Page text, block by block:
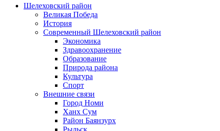
Шелеховский район
Великая Победа
История
Современный Шелеховский район
Экономика
Здравоохранение
Образование
Природа района
Культура
Спорт
Внешние связи
Город Номи
Ханх Сум
Район Баянзурх
Рыльск